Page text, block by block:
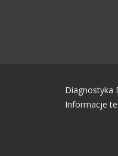
Diagnostyka
Informacje